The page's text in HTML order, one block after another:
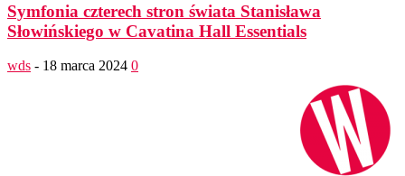
Symfonia czterech stron świata Stanisława
Słowińskiego w Cavatina Hall Essentials
wds - 18 marca 2024 0